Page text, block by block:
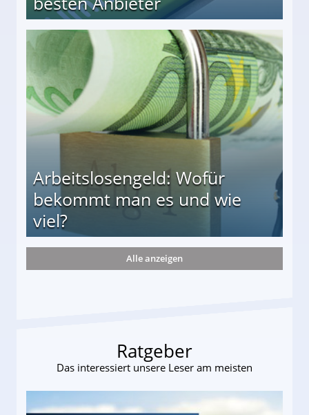
Arbeitslosengeld: Wofür
bekommt man es und wie
viel?
und wie viel?
Alle anzeigen
Ratgeber
Das interessiert unsere Leser am meisten